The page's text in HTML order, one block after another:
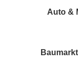
Auto &
Bau­markt